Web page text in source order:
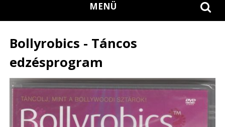
MENÜ
Bollyrobics - Táncos
edzésprogram